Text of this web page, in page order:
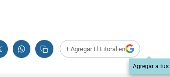
+ Agregar El Litoral en
Agregar a tus